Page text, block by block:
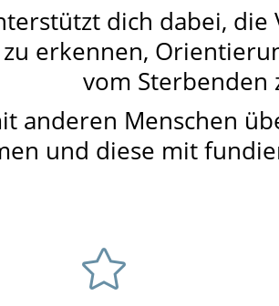
dich dabei,
erkennen,
vom Sterbenden
anderen Menschen
und diese mit
